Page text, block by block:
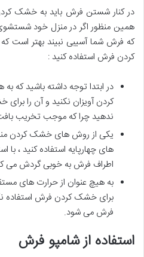
در کنار شستن فرش باید به خشک
همین منظور اگر در منزل خود
که فرش شما آسیبی نبیند بهتر
کردن فرش استفاده کنید :
در ابتدا توجه داشته باشید
کردن آویزان نکنید و آن را
ندهید چرا که موجب تخریب
یکی از روش های خشک کردن
های چهارپایه استفاده کنید ، با
اطراف فرش به خوبی گردش
به هیچ عنوان از حرارت های
برای خشک کردن فرش استفاده
فرش می شود.
استفاده از شامپو فرش